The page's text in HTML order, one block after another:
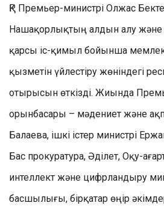
ҚР Премьер-министрі Олжас
Нашақорлықтың алдын алу және
қарсы іс-қимыл бойынша
қызметін үйлестіру жөніндегі
отырысын өткізді. Жиында
орынбасары – мәдениет және
Балаева, ішкі істер министрі
Бас прокуратура, Әділет, Оқу-
интеллект және цифрландыру
басшылығы, бірқатар өңір